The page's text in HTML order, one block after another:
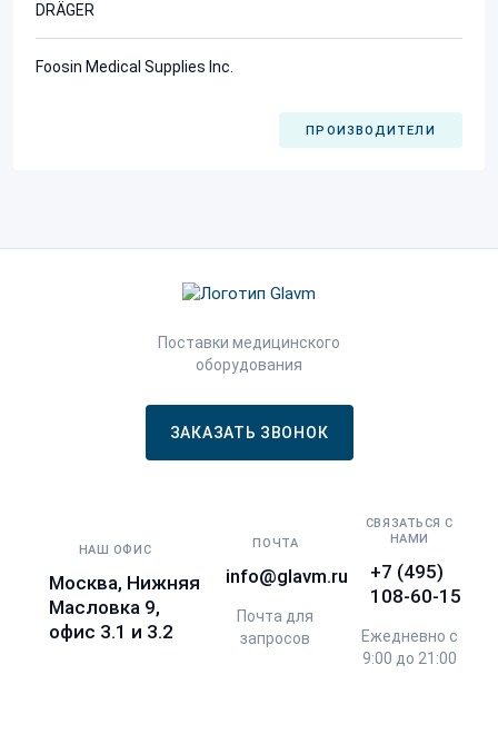
DRÄGER
Foosin Medical Supplies Inc.
ПРОИЗВОДИТЕЛИ
Поставки медицинского
оборудования
ЗАКАЗАТЬ ЗВОНОК
НАШ ОФИС
Москва, Нижняя
Масловка 9,
офис 3.1 и 3.2
ПОЧТА
info@glavm.ru
Почта для
запросов
СВЯЗАТЬСЯ С
НАМИ
+7 (495)
108-60-15
Ежедневно с
9:00 до 21:00